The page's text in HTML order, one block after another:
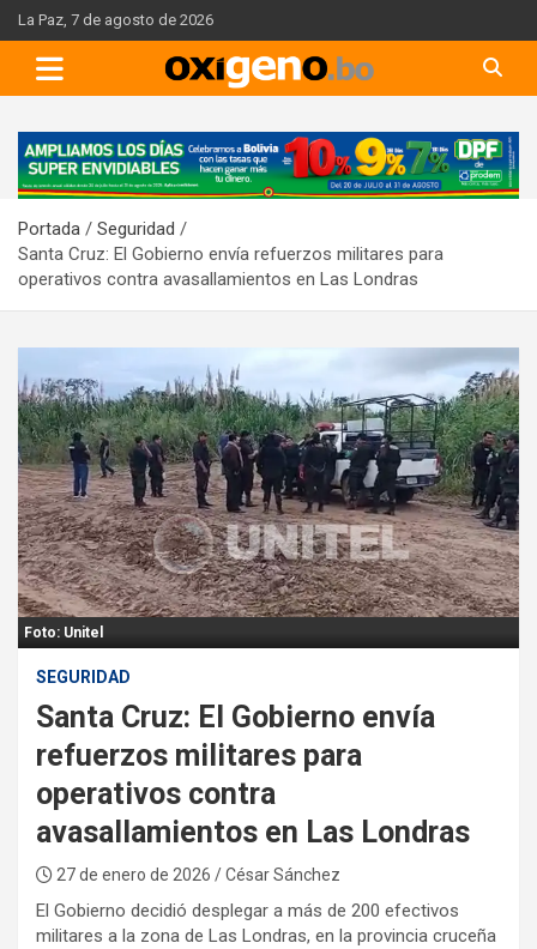
Skip
to
content
La Paz, 7 de agosto de 2026
A
d
e
r
t
e
m
e
n
t
:
Portada
Seguridad
Santa Cruz: El Gobierno envía refuerzos militares para
operativos contra avasallamientos en Las Londras
Foto: Unitel
SEGURIDAD
Santa Cruz: El Gobierno envía
refuerzos militares para
operativos contra
avasallamientos en Las Londras
27 de enero de 2026 / César Sánchez
El Gobierno decidió desplegar a más de 200 efectivos
militares a la zona de Las Londras, en la provincia cruceña